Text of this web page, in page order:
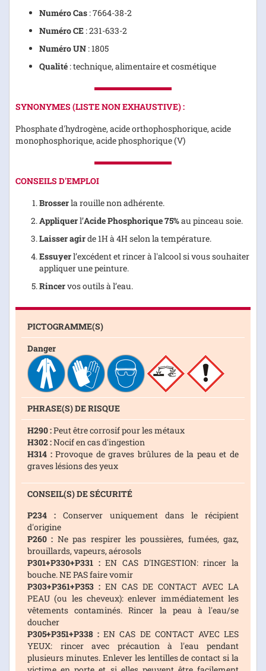
Numéro Cas : 7664-38-2
Numéro CE : 231-633-2
Numéro UN : 1805
Qualité : technique, alimentaire et cosmétique
SYNONYMES (LISTE NON EXHAUSTIVE) :
Phosphate d'hydrogène, acide orthophosphorique, acide
monophosphorique, acide phosphorique (V)
CONSEILS D'EMPLOI
Brosserla rouille non adhérente.
Appliquerl’Acide Phosphorique 75%au pinceau soie.
Laisser agirde 1H à 4H selon la température.
Essuyerl’excédent et rincer à l'alcool si vous souhaiter
appliquer une peinture.
Rincervos outils à l’eau.
PICTOGRAMME(S)
Danger
PHRASE(S) DE RISQUE
H290 :Peut être corrosif pour les métaux
H302 :Nocif en cas d'ingestion
H314 :Provoque de graves brûlures de la peau et de
graves lésions des yeux
CONSEIL(S) DE SÉCURITÉ
P234 : Conserver uniquement dans le récipient
d'origine
P260 : Ne pas respirer les poussières, fumées, gaz,
brouillards, vapeurs, aérosols
P301+P330+P331 :EN CAS D'INGESTION: rincer la
bouche. NE PAS faire vomir
P303+P361+P353 : EN CAS DE CONTACT AVEC LA
PEAU (ou les cheveux): enlever immédiatement les
vêtements contaminés. Rincer la peau à l'eau/se
doucher
P305+P351+P338 : EN CAS DE CONTACT AVEC LES
YEUX: rincer avec précaution à l'eau pendant
plusieurs minutes. Enlever les lentilles de contact si la